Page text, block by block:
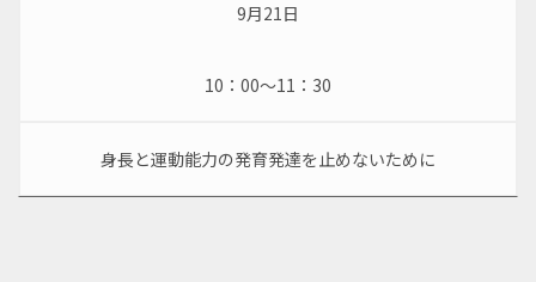
9月21日
10：00～11：30
身長と運動能力の発育発達を止めないために